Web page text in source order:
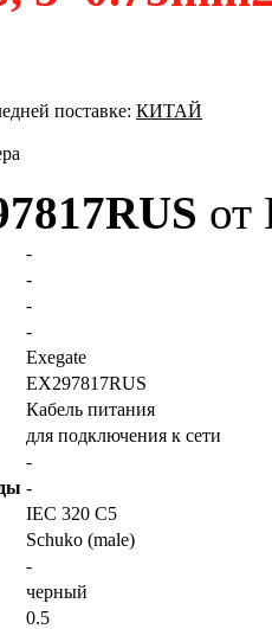
поставке: КИТАЙ
от
-
-
-
-
Exegate
EX297817RUS
Кабель питания
для подключения к сети
-
-
IEC 320 C5
Schuko (male)
-
черный
0.5